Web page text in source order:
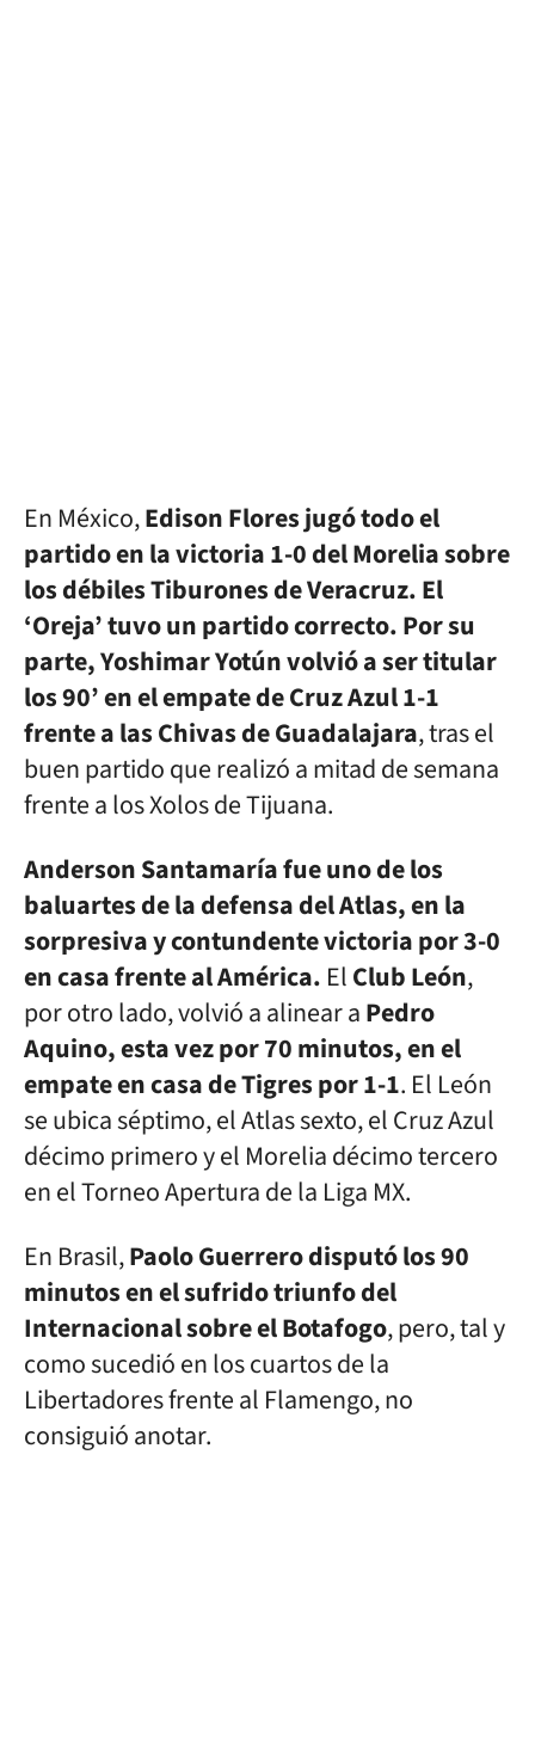
En México,Edison Flores jugó todo el
partido en la victoria 1-0 del Morelia sobre
los débiles Tiburones de Veracruz. El
‘Oreja’ tuvo un partido correcto. Por su
parte, Yoshimar Yotún volvió a ser titular
los 90’ en el empate de Cruz Azul 1-1
frente a las Chivas de Guadalajara, tras el
buen partido que realizó a mitad de semana
frente a los Xolos de Tijuana.
Anderson Santamaría fue uno de los
baluartes de la defensa del Atlas, en la
sorpresiva y contundente victoria por 3-0
en casa frente al América. ElClub León,
por otro lado, volvió a alinear aPedro
Aquino, esta vez por 70 minutos, en el
empate en casa de Tigres por 1-1. El León
se ubica séptimo, el Atlas sexto, el Cruz Azul
décimo primero y el Morelia décimo tercero
en el Torneo Apertura de la Liga MX.
En Brasil,Paolo Guerrero disputó los 90
minutos en el sufrido triunfo del
Internacional sobre el Botafogo, pero, tal y
como sucedió en los cuartos de la
Libertadores frente al Flamengo, no
consiguió anotar.